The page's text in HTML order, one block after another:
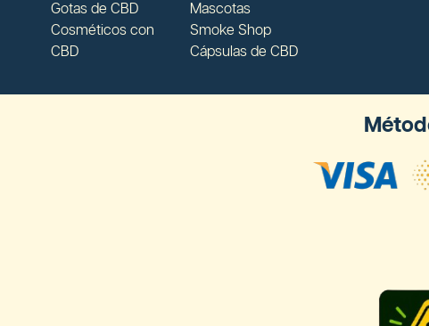
Gotas de CBD
Cosméticos con
CBD
Mascotas
Smoke Shop
Cápsulas de CBD